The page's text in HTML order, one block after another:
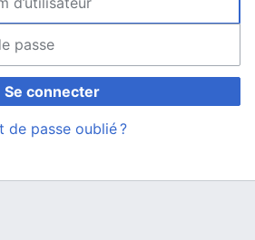
Se connecter
de passe oublié ?